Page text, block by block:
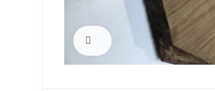
Click to enlarge